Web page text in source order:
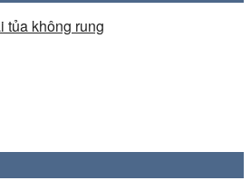
tủa không rung